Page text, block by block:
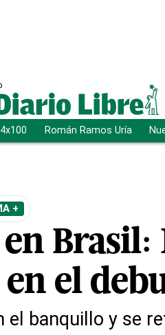
Román Ramos Uría
+
Brasil:
el
el banquillo y se